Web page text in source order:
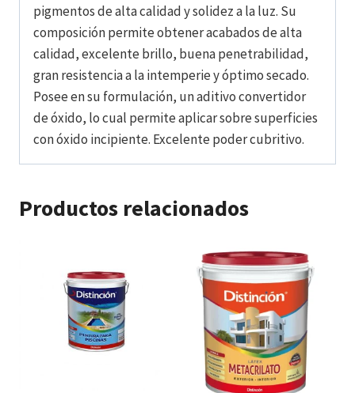
pigmentos de alta calidad y solidez a la luz. Su
composición permite obtener acabados de alta
calidad, excelente brillo, buena penetrabilidad,
gran resistencia a la intemperie y óptimo secado.
Posee en su formulación, un aditivo convertidor
de óxido, lo cual permite aplicar sobre superficies
con óxido incipiente. Excelente poder cubritivo.
Productos relacionados